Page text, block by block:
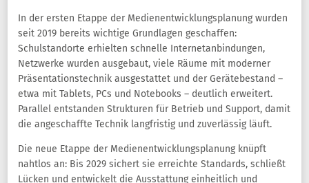
In der ersten Etappe der Medienentwicklungsplanung wurden
seit 2019 bereits wichtige Grundlagen geschaffen:
Schulstandorte erhielten schnelle Internetanbindungen,
Netzwerke wurden ausgebaut, viele Räume mit moderner
Präsentationstechnik ausgestattet und der Gerätebestand –
etwa mit Tablets, PCs und Notebooks – deutlich erweitert.
Parallel entstanden Strukturen für Betrieb und Support, damit
die angeschaffte Technik langfristig und zuverlässig läuft.
Die neue Etappe der Medienentwicklungsplanung knüpft
nahtlos an: Bis 2029 sichert sie erreichte Standards, schließt
Lücken und entwickelt die Ausstattung einheitlich und